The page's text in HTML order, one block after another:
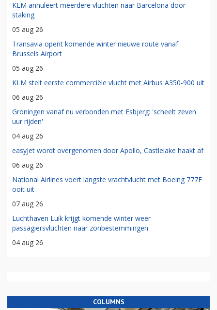
KLM annuleert meerdere vluchten naar Barcelona door
staking
05 aug 26
Transavia opent komende winter nieuwe route vanaf
Brussels Airport
05 aug 26
KLM stelt eerste commerciële vlucht met Airbus A350-900 uit
06 aug 26
Groningen vanaf nu verbonden met Esbjerg: 'scheelt zeven
uur rijden'
04 aug 26
easyJet wordt overgenomen door Apollo, Castlelake haakt af
06 aug 26
National Airlines voert langste vrachtvlucht met Boeing 777F
ooit uit
07 aug 26
Luchthaven Luik krijgt komende winter weer
passagiersvluchten naar zonbestemmingen
04 aug 26
COLUMNS